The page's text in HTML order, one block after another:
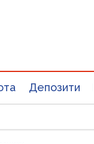
Депозити